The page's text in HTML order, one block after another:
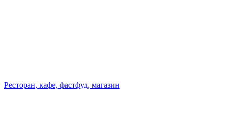
Ресторан, кафе, фастфуд, магазин